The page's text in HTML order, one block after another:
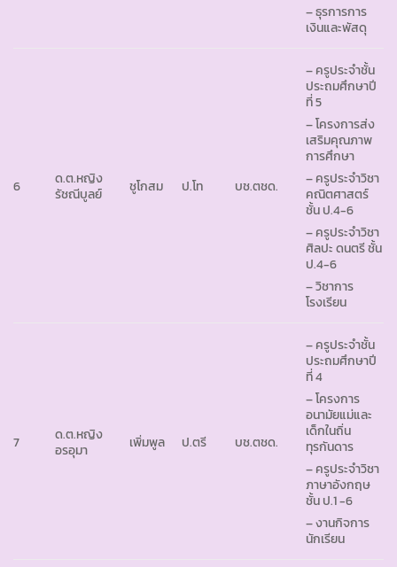
– ธุรการการ
เงินและพัสดุ
6
ด.ต.หญิง
รัชณีบูลย์
ชูโกสม ป.โท บช.ตชด.
– ครูประจำชั้น
ประถมศึกษาปี
ที่ 5
– โครงการส่ง
เสริมคุณภาพ
การศึกษา
– ครูประจำวิชา
คณิตศาสตร์
ชั้น ป.4-6
– ครูประจำวิชา
ศิลปะ ดนตรี ชั้น
ป.4-6
– วิชาการ
โรงเรียน
7
ด.ต.หญิง
อรอุมา
เพิ่มพูล ป.ตรี บช.ตชด.
– ครูประจำชั้น
ประถมศึกษาปี
ที่ 4
– โครงการ
อนามัยแม่และ
เด็กในถิ่น
ทุรกันดาร
– ครูประจำวิชา
ภาษาอังกฤษ
ชั้น ป.1 -6
– งานกิจการ
นักเรียน